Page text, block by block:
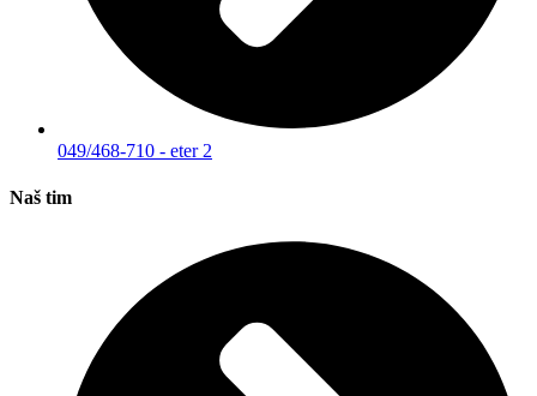
049/468-710 - eter 2
Naš tim